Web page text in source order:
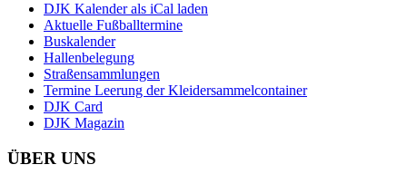
DJK Kalender als iCal laden
Aktuelle Fußballtermine
Buskalender
Hallenbelegung
Straßensammlungen
Termine Leerung der Kleidersammelcontainer
DJK Card
DJK Magazin
ÜBER UNS